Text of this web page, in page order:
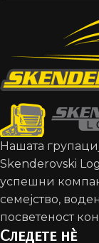
Нашата
Skenderovski
успешни
семејство,
посветеност
Следете нè